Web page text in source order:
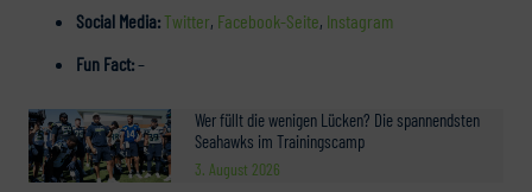
Wer füllt die wenigen Lücken? Die spannendsten
Seahawks im Trainingscamp
3. August 2026
Social Media:Twitter, Facebook-Seite, Instagram
Fun Fact:–